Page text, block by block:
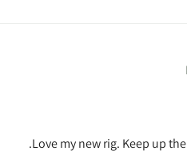
Love my new rig. Keep up